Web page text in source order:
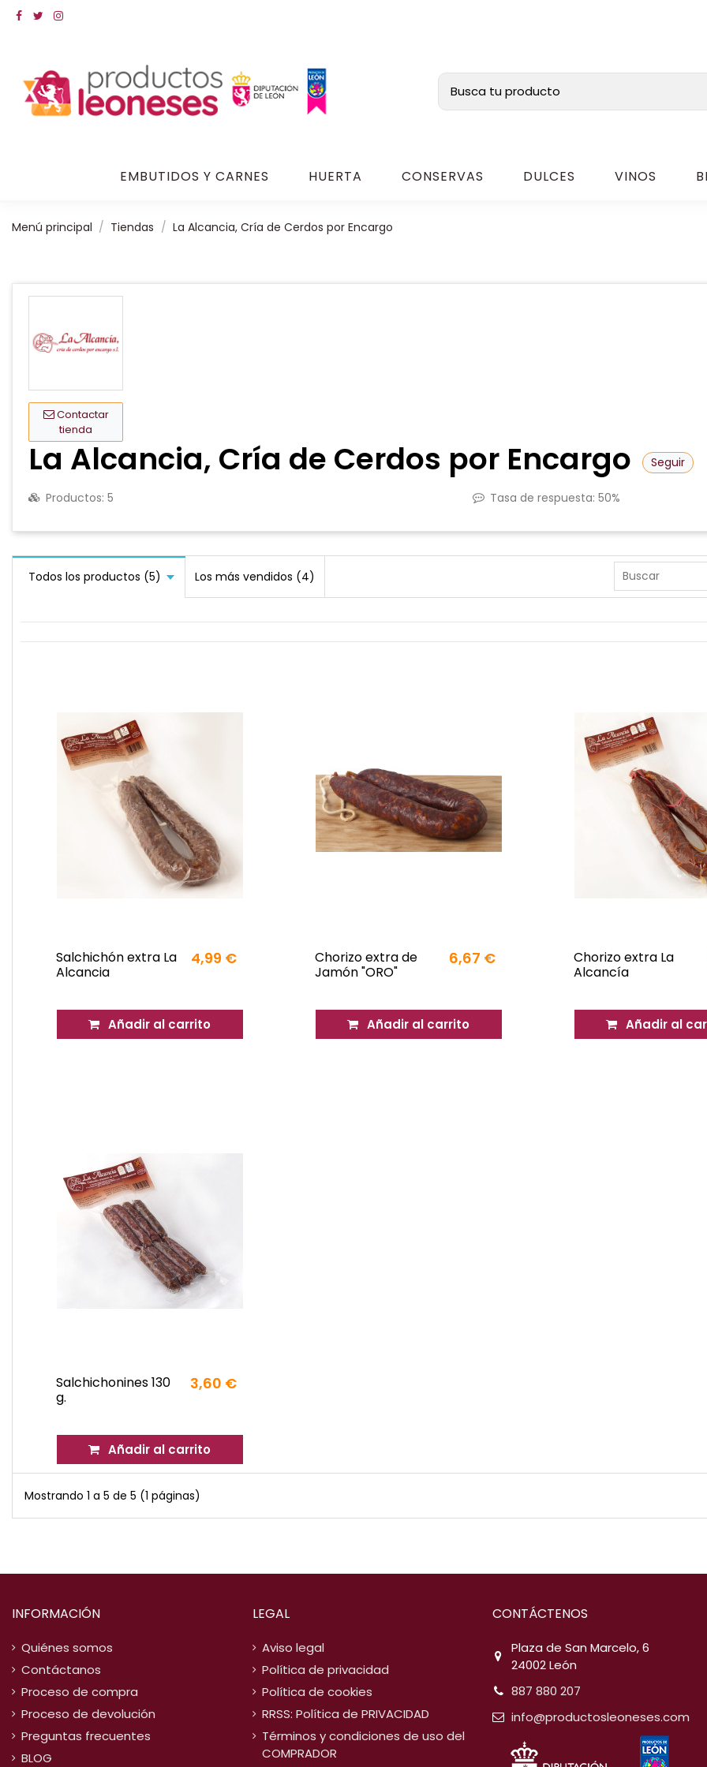
EMBUTIDOS Y CARNES HUERTA CONSERVAS DULCES VINOS
Menú principal Tiendas La Alcancia, Cría de Cerdos por Encargo
Contactar
tienda
La Alcancia, Cría de Cerdos por Encargo Seguir
Productos: 5 Tasa de respuesta: 50%
Todos los productos (5) Los más vendidos (4)
Salchichón extra La
Alcancia
4,99 €
Añadir al carrito
Chorizo extra de
Jamón "ORO"
6,67 €
Añadir al carrito
Chorizo extra La
Alcancía
Añadir al
Salchichonines 130
g.
3,60 €
Añadir al carrito
Mostrando 1 a 5 de 5 (1 páginas)
INFORMACIÓN
Quiénes somos
Contáctanos
Proceso de compra
Proceso de devolución
Preguntas frecuentes
BLOG
LEGAL
Aviso legal
Política de privacidad
Política de cookies
RRSS: Política de PRIVACIDAD
Términos y condiciones de uso del
COMPRADOR
CONTÁCTENOS
Plaza de San Marcelo, 6
24002 León
887 880 207
info@productosleoneses.com